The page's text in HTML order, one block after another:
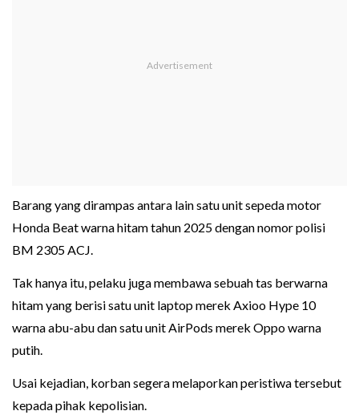
Barang yang dirampas antara lain satu unit sepeda motor
Honda Beat warna hitam tahun 2025 dengan nomor polisi
BM 2305 ACJ.
Tak hanya itu, pelaku juga membawa sebuah tas berwarna
hitam yang berisi satu unit laptop merek Axioo Hype 10
warna abu-abu dan satu unit AirPods merek Oppo warna
putih.
Usai kejadian, korban segera melaporkan peristiwa tersebut
kepada pihak kepolisian.